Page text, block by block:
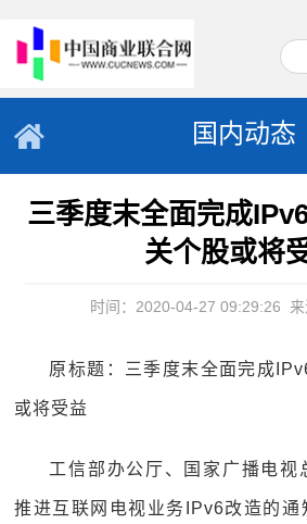
国内动态
三季度末全面完成
关个股或将
时间：2020-04-27 09:29:26
原标题：三季度末全面完成
或将受益
工信部办公厅、国家广播电视
推进互联网电视业务IPv6改造的通